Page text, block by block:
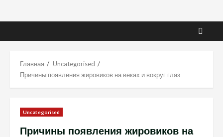
Главная
Uncategorised
Причины появления жировиков на веках и вокруг глаз
Uncategorised
Причины появления жировиков на